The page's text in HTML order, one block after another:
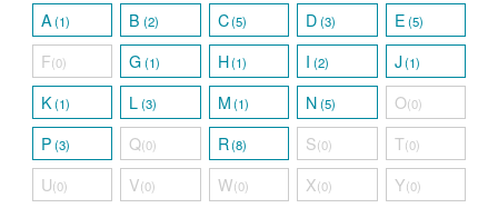
A(1) B (2) C(5) D(3) E (5)
F(0) G(1) H(1) I (2) J (1)
K(1) L(3) M (1) N(5) O(0)
P(3) Q(0) R(8) S(0) T(0)
U(0) V(0) W(0) X(0) Y(0)